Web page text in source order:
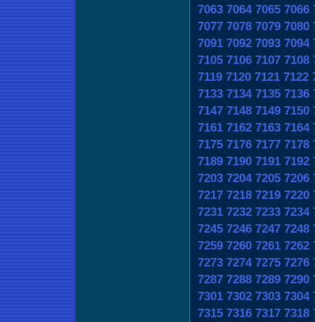
7063 7064 7065 7066
7077 7078 7079 7080
7091 7092 7093 7094
7105 7106 7107 7108
7119 7120 7121 7122
7133 7134 7135 7136
7147 7148 7149 7150
7161 7162 7163 7164
7175 7176 7177 7178
7189 7190 7191 7192
7203 7204 7205 7206
7217 7218 7219 7220
7231 7232 7233 7234
7245 7246 7247 7248
7259 7260 7261 7262
7273 7274 7275 7276
7287 7288 7289 7290
7301 7302 7303 7304
7315 7316 7317 7318